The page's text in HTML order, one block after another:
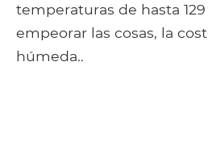
temperaturas de hasta 129
empeorar las cosas, la
húmeda..